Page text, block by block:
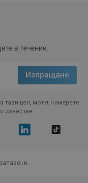
в течение.
цел, моля, намерете
известие.